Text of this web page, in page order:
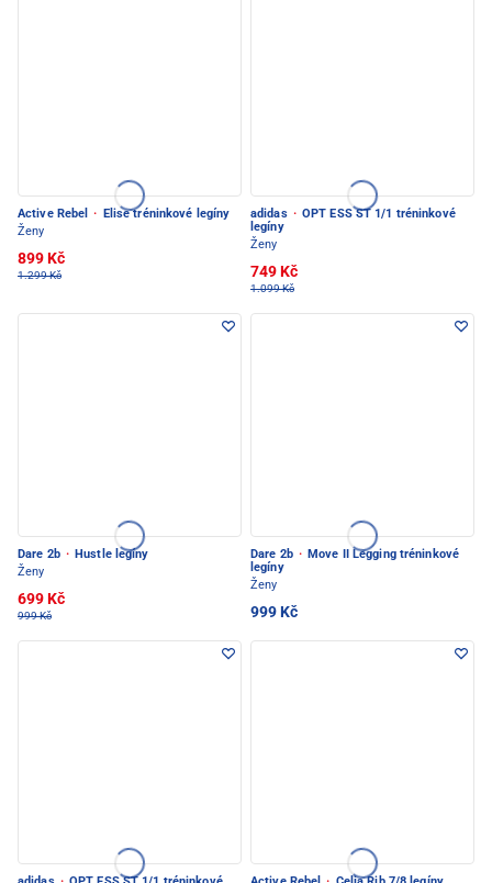
Active Rebel ·
Elise tréninkové legíny
Ženy
899 Kč
1.299 Kč
adidas · OPT ESS ST 1/1 tréninkové
legíny
Ženy
749 Kč
1.099 Kč
Dare 2b · Hustle legíny
Ženy
699 Kč
999 Kč
Dare 2b · Move II Legging tréninkové
legíny
Ženy
999 Kč